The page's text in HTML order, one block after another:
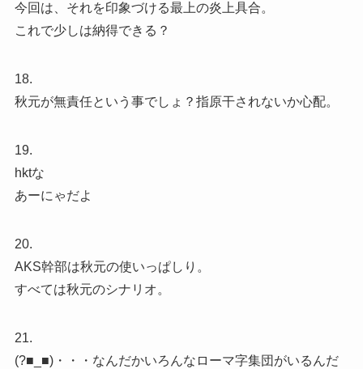
今回は、それを印象づける最上の炎上具合。
これで少しは納得できる？
18.
秋元が無責任という事でしょ？指原干されないか心配。
19.
hktな
あーにゃだよ
20.
AKS幹部は秋元の使いっぱしり。
すべては秋元のシナリオ。
21.
(?■_■)・・・なんだかいろんなローマ字集団がいるんだ